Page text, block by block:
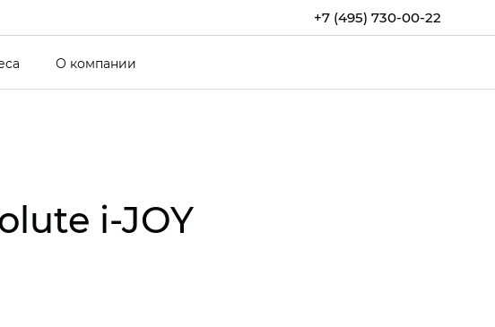
+7 (495) 730-00-22
О компании
i‑JOY